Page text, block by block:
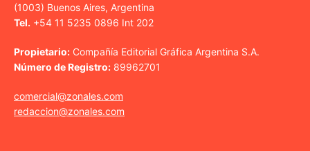
(1003) Buenos Aires, Argentina
Tel. +54 11 5235 0896 Int 202
Propietario: Compañía Editorial Gráfica Argentina S.A.
Número de Registro: 89962701
comercial@zonales.com
redaccion@zonales.com